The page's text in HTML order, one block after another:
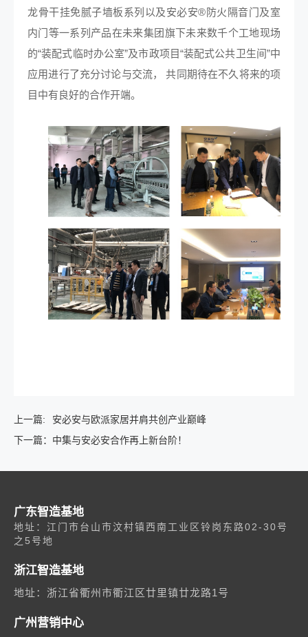
龙骨干挂免腻子墙板系列以及安必安®防火隔音门及室
内门等一系列产品在未来集团旗下未来数千个工地现场
的“装配式临时办公室”及市政项目“装配式公共卫生间”中
应用进行了充分讨论与交流， 共同期待在不久将来的项
目中有良好的合作开端。
上一篇:
安必安与欧派家居并肩共创产业巅峰
下一篇： 中集与安必安合作再上新台阶！
广东智造基地
地址：江门市台山市汶村镇西南工业区铃岗东路02-30号
之5号地
浙江智造基地
地址：浙江省衢州市衢江区廿里镇廿龙路1号
广州营销中心